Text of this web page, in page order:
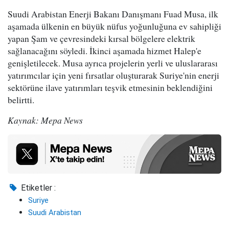
Suudi Arabistan Enerji Bakanı Danışmanı Fuad Musa, ilk
aşamada ülkenin en büyük nüfus yoğunluğuna ev sahipliği
yapan Şam ve çevresindeki kırsal bölgelere elektrik
sağlanacağını söyledi. İkinci aşamada hizmet Halep'e
genişletilecek. Musa ayrıca projelerin yerli ve uluslararası
yatırımcılar için yeni fırsatlar oluşturarak Suriye'nin enerji
sektörüne ilave yatırımları teşvik etmesinin beklendiğini
belirtti.
Kaynak: Mepa News
Etiketler :
Suriye
Suudi Arabistan